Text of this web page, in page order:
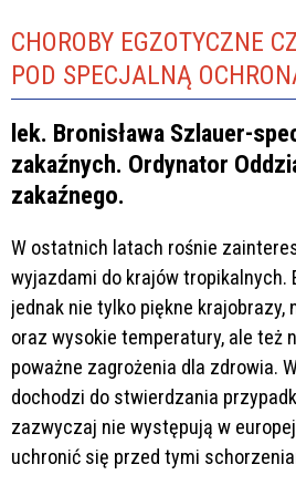
CHOROBY EGZOTYCZNE
POD SPECJALNĄ
lek. Bronisława Szlauer-
zakaźnych. Ordynator
zakaźnego.
W ostatnich latach rośnie
wyjazdami do krajów tropikalnych.
jednak nie tylko piękne
oraz wysokie temperatury, ale też
poważne zagrożenia dla zdrowia.
dochodzi do stwierdzania
zazwyczaj nie występują w
uchronić się przed tymi